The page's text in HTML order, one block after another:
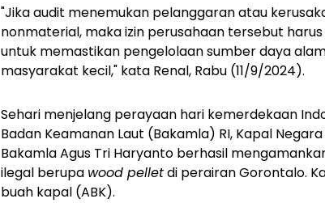
"Jika audit menemukan pelanggaran atau
nonmaterial, maka izin perusahaan tersebut
untuk memastikan pengelolaan sumber daya
masyarakat kecil," kata Renal, Rabu (11/9/2024).
Sehari menjelang perayaan hari kemerdekaan
Badan Keamanan Laut (Bakamla) RI, Kapal
Bakamla Agus Tri Haryanto berhasil
ilegal berupa wood pelletdi perairan Gorontalo.
buah kapal (ABK).